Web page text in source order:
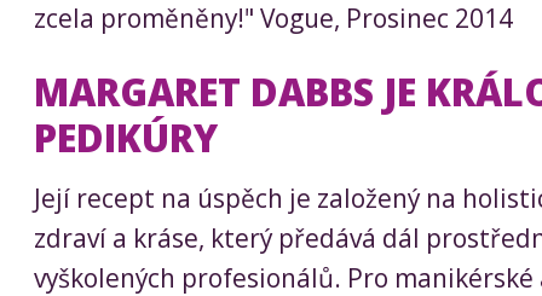
zcela proměněny!" Vogue, Prosinec 2014
MARGARET DABBS JE
PEDIKÚRY
Její recept na úspěch je založený na
zdraví a kráse, který předává dál
vyškolených profesionálů. Pro